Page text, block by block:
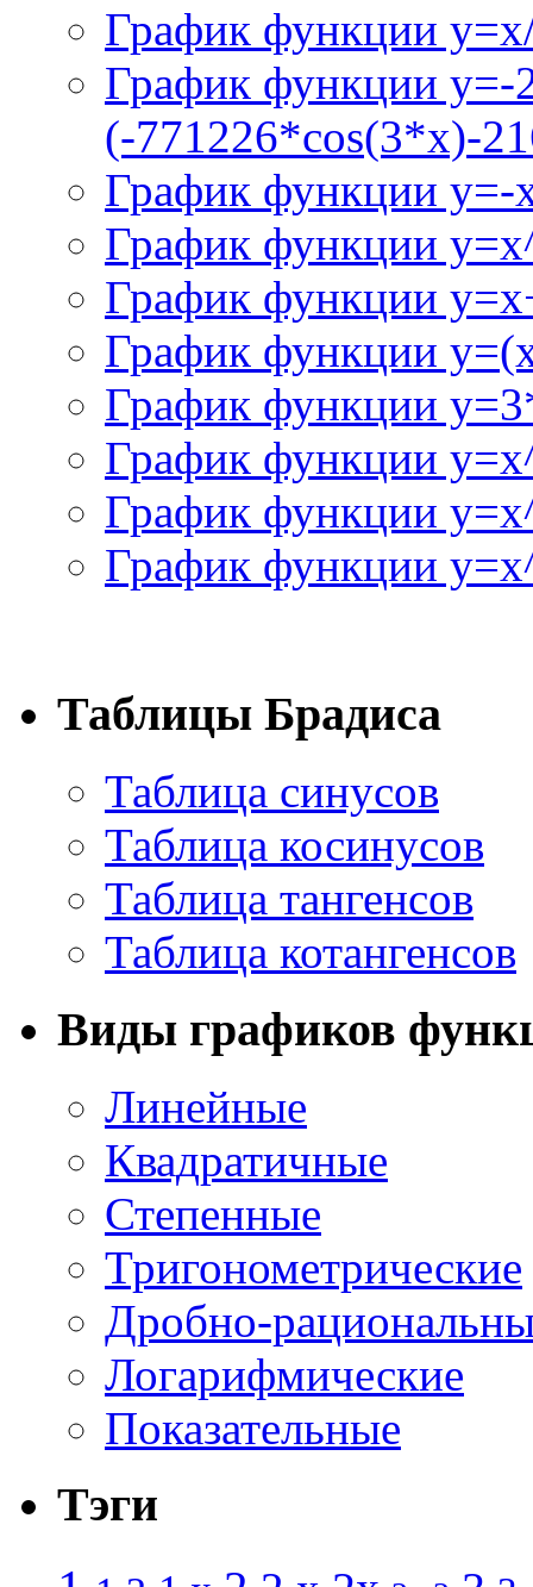
График функции
График функции y=-
(-771226*cos(3*x)-
График функции
График функции
График функции
График функции
График функции
График функции
График функции
График функции
Таблицы Брадиса
Таблица синусов
Таблица косинусов
Таблица тангенсов
Таблица котангенсов
Виды графиков
Линейные
Квадратичные
Степенные
Тригонометрические
Дробно-
Логарифмические
Показательные
Тэги